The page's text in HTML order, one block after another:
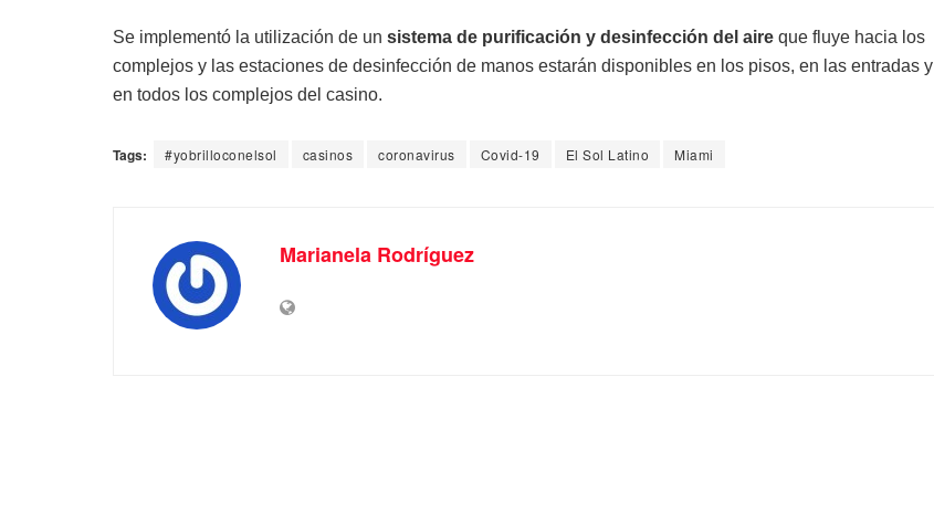
Se implementó la utilización de un sistema de purificación y desinfección del aire que fluye hacia los
complejos y las estaciones de desinfección de manos estarán disponibles en los pisos, en las entradas y
en todos los complejos del casino.
Tags: #yobrilloconelsol casinos coronavirus Covid-19 El Sol Latino Miami
Marianela Rodríguez